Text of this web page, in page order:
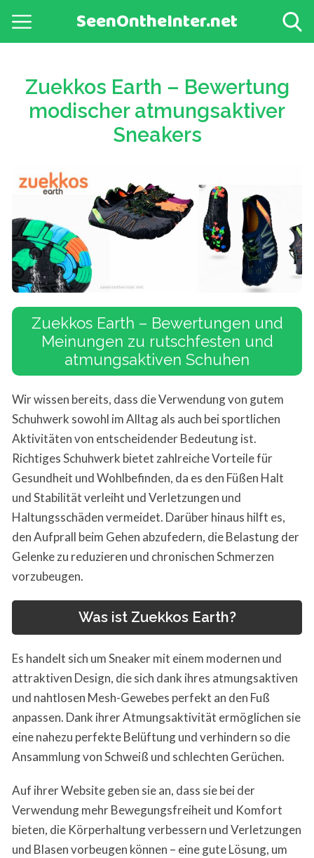
SeenOntheInter.net
Zuekkos Earth – Bewertung
modischer atmungsaktiver
Sneakers
Zuekkos Earth – Bewertungen und
Meinungen zu rutschfesten und
atmungsaktiven Schuhen
Wir wissen bereits, dass die Verwendung von gutem
Schuhwerk sowohl im Alltag als auch bei sportlichen
Aktivitäten von entscheidender Bedeutung ist.
Richtiges Schuhwerk bietet zahlreiche Vorteile für
Gesundheit und Wohlbefinden, da es den Füßen Halt
und Stabilität verleiht und Verletzungen und
Haltungsschäden vermeidet. Darüber hinaus hilft es,
den Aufprall beim Gehen abzufedern, die Belastung der
Gelenke zu reduzieren und chronischen Schmerzen
vorzubeugen.
Was ist Zuekkos Earth?
Es handelt sich um Sneaker mit einem modernen und
attraktiven Design, die sich dank ihres atmungsaktiven
und nahtlosen Mesh-Gewebes perfekt an den Fuß
anpassen. Dank ihrer Atmungsaktivität ermöglichen sie
eine nahezu perfekte Belüftung und verhindern so die
Ansammlung von Schweiß und schlechten Gerüchen.
Auf ihrer Website geben sie an, dass sie bei der
Verwendung mehr Bewegungsfreiheit und Komfort
bieten, die Körperhaltung verbessern und Verletzungen
und Blasen vorbeugen können – eine gute Lösung, um